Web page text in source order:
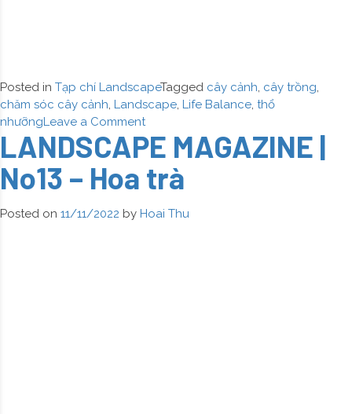
Posted in Tạp chí LandscapeTagged cây cảnh, cây trồng,
chăm sóc cây cảnh, Landscape, Life Balance, thổ
nhưỡngLeave a Commenton
LANDSCAPE
MAGAZINE
No14
–
LANDSCAPE MAGAZINE |
No13 – Hoa trà
Posted on 11/11/2022 by Hoai Thu